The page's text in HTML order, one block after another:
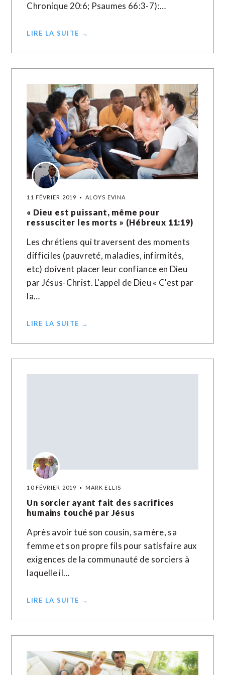
Chronique 20:6; Psaumes 66:3-7):…
LIRE LA SUITE →
11 FÉVRIER 2019 ALOYS EVINA
« Dieu est puissant, même pour
ressusciter les morts » (Hébreux 11:19)
Les chrétiens qui traversent des moments
difficiles (pauvreté, maladies, infirmités,
etc) doivent placer leur confiance en Dieu
par Jésus-Christ. L'appel de Dieu « C'est par
la…
LIRE LA SUITE →
10 FÉVRIER 2019 MARK ELLIS
Un sorcier ayant fait des sacrifices
humains touché par Jésus
Après avoir tué son cousin, sa mère, sa
femme et son propre fils pour satisfaire aux
exigences de la communauté de sorciers à
laquelle il…
LIRE LA SUITE →